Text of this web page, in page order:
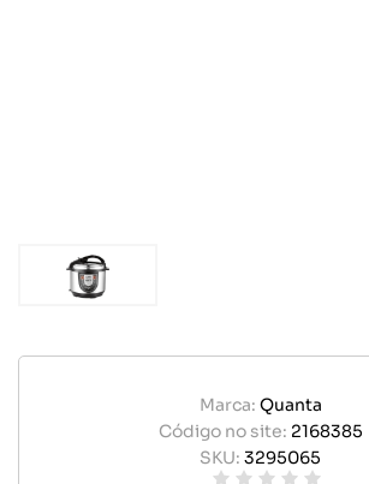
Marca: Quanta
Código no site: 2168385
SKU: 3295065